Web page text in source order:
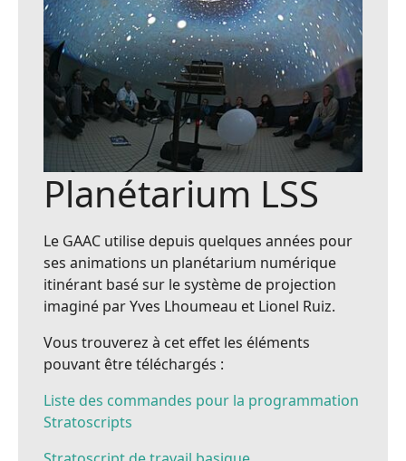
Planétarium LSS
Le GAAC utilise depuis quelques années pour
ses animations un planétarium numérique
itinérant basé sur le système de projection
imaginé par Yves Lhoumeau et Lionel Ruiz.
Vous trouverez à cet effet les éléments
pouvant être téléchargés :
Liste des commandes pour la programmation
Stratoscripts